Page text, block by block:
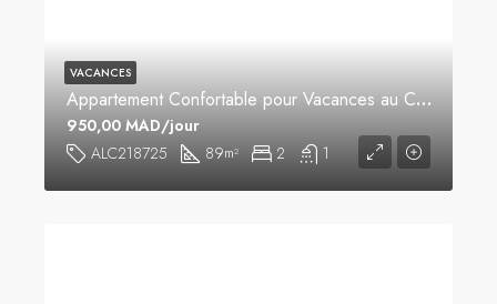
Appartement Confortable pour Vacances au Centre-Ville
ALC218725 89m² 2 1
950,00 MAD/jour
VACANCES